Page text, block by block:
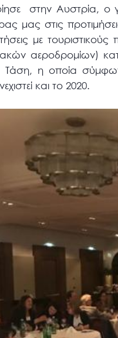
στην Αυστρία,
μας στις
με τουριστικούς
αεροδρομίων)
η οποία
και το 2020.